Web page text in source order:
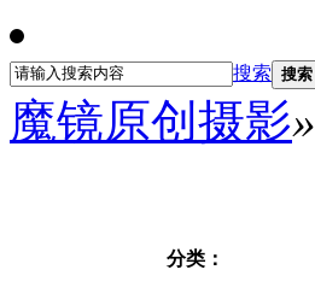
搜索 搜索
魔镜原创摄影»
分类：